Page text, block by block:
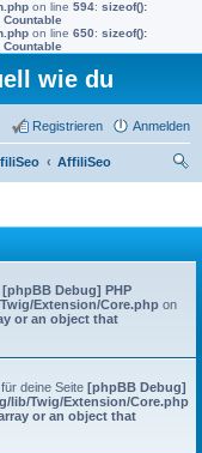
on line 594: sizeof():
on line 650: sizeof():
wie du
Anmelden
Registrieren
AffiliSeo
[phpBB Debug] PHP
Extension/Core.php on
or an object that
deine Seite [phpBB Debug]
lib/Twig/Extension/Core.php
or an object that